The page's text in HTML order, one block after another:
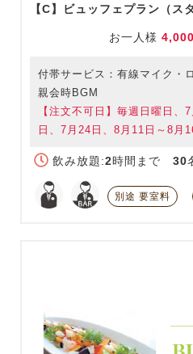
【C】ビュッフェプラン（ス
お一人様
付帯サービス：有線マイク・
親会時BGM
【注文不可日】毎週日曜日
日、7月24日、8月11日～8月
飲み放題:2時間まで 30
別途 要室料